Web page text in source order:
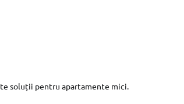
soluții pentru apartamente mici.